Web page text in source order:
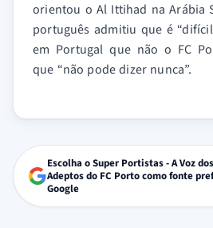
orientou o Al Ittihad na Arábia
português admitiu que é
em Portugal que não o FC
que “não pode dizer nunca”.
Escolha o Super Portistas - A Voz dos
Adeptos do FC Porto como fonte
Google